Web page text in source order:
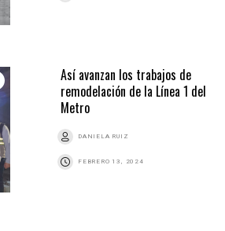
Así avanzan los trabajos de
remodelación de la Línea 1 del
Metro
DANIELA RUIZ
FEBRERO 13, 2024